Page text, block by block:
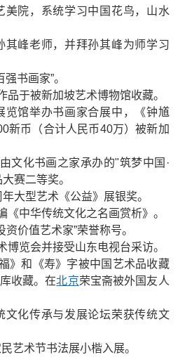
美院，系统学习中国花鸟，山水
其峰老师，并拜孙其峰为师学习
书画家”。
品于被新加坡艺术博物馆收藏。
览馆举办书画家合展中，《钟馗
新币（合计人民币40万）被新加
文化书画之家承办的"筑梦中国·
赛二等奖。
年大型艺术《公益》展银奖。
《中华传统文化之名画赏析》。
价值艺术家”荣誉称号。
博览会并接受山东电视台采访。
》和《寿》字被中国艺术品收藏
收藏。在北京荣宝斋被外国友人
文化传承与发展论坛荣获传统文
艺术节书法展小楷入展。